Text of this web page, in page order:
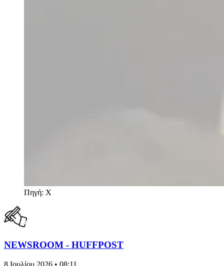
Πηγή: X
NEWSROOM - HUFFPOST
8 Ιουλίου 2026 • 08:11